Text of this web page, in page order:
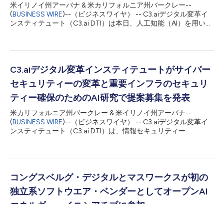
米イリノイ州アーバナ & 米カリフォルニア州バークレー--
(BUSINESS WIRE)--（ビジネスワイヤ） -- C3.aiデジタル変革イ
ンスティテュート（C3.ai DTI）は本日、人工知能（AI）を用いた
弾を発表しました。 カリフォルニア大学バークレー校、イリノ
ストン大学、シカゴ大学、スウェーデン王立工科大学（KTH）、
MITの主要研究者に総額650万ドルの賞金が授与されました。 企
業向けAIソフトウェアのリーディングカンパニーであるC3 AIの
会長兼最高経営責任者（CEO）のトーマス・M・シーベルは、次
のように述べています。「サイバーセキュリティーは差し迫った
実際的問題です。私たちは、重要なインフラの安全を確保するた
めの技術を進歩させる手段を一流の科学者に提供しています。」
24個のプロジェクトに、当初は期間を1年としてそれぞれ10万ド
C3.aiデジタル変革インスティテュートがサイバー
セキュリティーの変革と重要インフラのセキュリ
ティー確保のためのAI研究で提案募集を発表
米カリフォルニア州バークレー & 米イリノイ州アーバナ--
(BUSINESS WIRE)--（ビジネスワイヤ） -- C3.aiデジタル変革イ
ンスティテュート（C3.ai DTI）は、情報セキュリティー
科学を前進させるよう、学者、ソフトウエア開発者、研究者に呼
AIの会長兼最高経営責任者（CEO）のトーマス・M・シーベル
は、次のように述べています。「サイバーセキュリティーは実存
する課題です。私たちはIT、OT、重要インフラのシステムにお
コングスベルグ・デジタルとマスワークスが初の
独立系ソフトウエア・ベンダーとしてオープンAI